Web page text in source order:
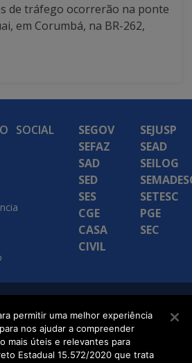
de tráfego ocorrerão na ponte
em Corumbá, na BR-262,
SOCIAL
SEGOV
SEFAZ
SAD
SED
SES
CGE
CASA
CIVIL
SEJUSP
SEAD
SEILOG
SETESC
PGE
SEC
permitir uma melhor experiência
nos ajudar a compreender
mais úteis e relevantes para
Estadual 15.572/2020 que trata